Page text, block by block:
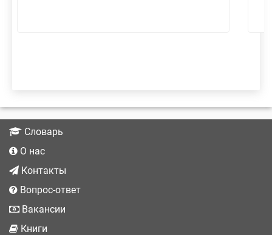
Словарь
О нас
Контакты
Вопрос-ответ
Вакансии
Книги